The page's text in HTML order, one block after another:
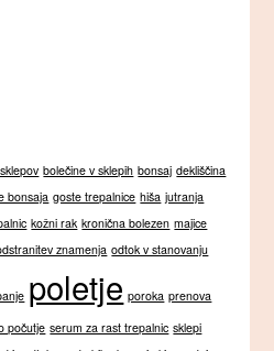
bolečine v sklepih bonsaj dekliščina
bonsaja goste trepalnice hiša jutranja
kožni rak kronična bolezen majice
znamenja odtok v stanovanju
poletje poroka prenova
počutje serum za rast trepalnic sklepi